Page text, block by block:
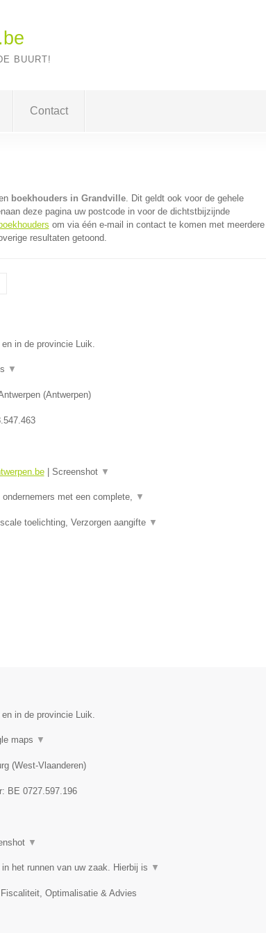
BUURT!
Contact
boekhouders in Grandville. Dit geldt ook voor de gehele
deze pagina uw postcode in voor de dichtstbijzijnde
om via één e-mail in contact te komen met meerdere
resultaten getoond.
in de provincie Luik.
▼
(Antwerpen)
| Screenshot ▼
met een complete, ▼
toelichting, Verzorgen aangifte ▼
in de provincie Luik.
maps ▼
(West-Vlaanderen)
BE 0727.597.196
▼
het runnen van uw zaak. Hierbij is ▼
Optimalisatie & Advies